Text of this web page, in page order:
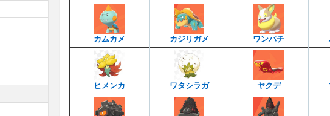
カムカメ カジリガメ ワンパチ
ヒメンカ ワタシラガ ヤクデ